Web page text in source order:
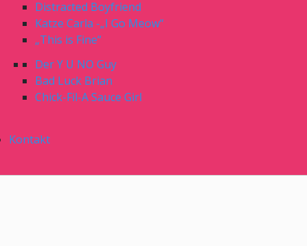
Distracted Boyfriend
Katze Carla -„I Go Meow“
„This is Fine“
Der Y U NO Guy
Bad Luck Brian
Chick-Fil-A Sauce Girl
Kontakt